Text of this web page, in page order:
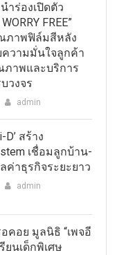
ำร่องเปิดตัว
FREE”
ภาพฟิล์มสีหลัง
ความมั่นใจลูกค้า
าพและบริการ
วงจร
admin
D’ สร้าง
เชื่อมลูกบ้าน-
าธุรกิจระยะยาว
admin
คอย มูลนิธิ “เพจอี
ยนเด็กพิเศษ